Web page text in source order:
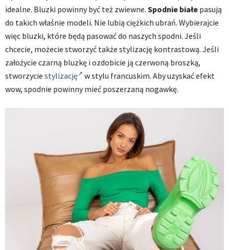
idealne. Bluzki powinny być też zwiewne. Spodnie białe pasują
do takich właśnie modeli. Nie lubią ciężkich ubrań. Wybierajcie
więc bluzki, które będą pasować do naszych spodni. Jeśli
chcecie, możecie stworzyć także stylizację kontrastową. Jeśli
założycie czarną bluzkę i ozdobicie ją czerwoną broszką,
stworzycie stylizację
w stylu francuskim. Aby uzyskać efekt
wow, spodnie powinny mieć poszerzaną nogawkę.